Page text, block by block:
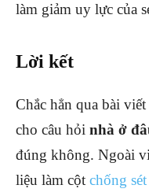
làm giảm uy lực của
Lời kết
Chắc hẳn qua bài
cho câu hỏi nhà ở
đúng không. Ngoài
liệu làm cột chống sét